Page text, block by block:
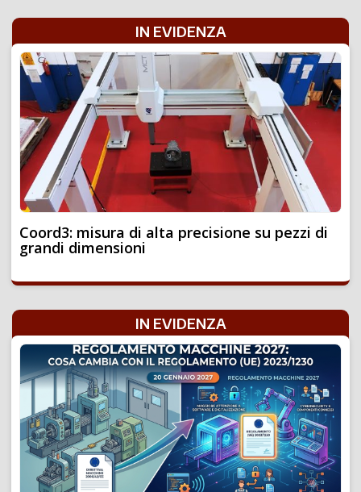
IN EVIDENZA
Coord3: misura di alta precisione su pezzi di
grandi dimensioni
IN EVIDENZA